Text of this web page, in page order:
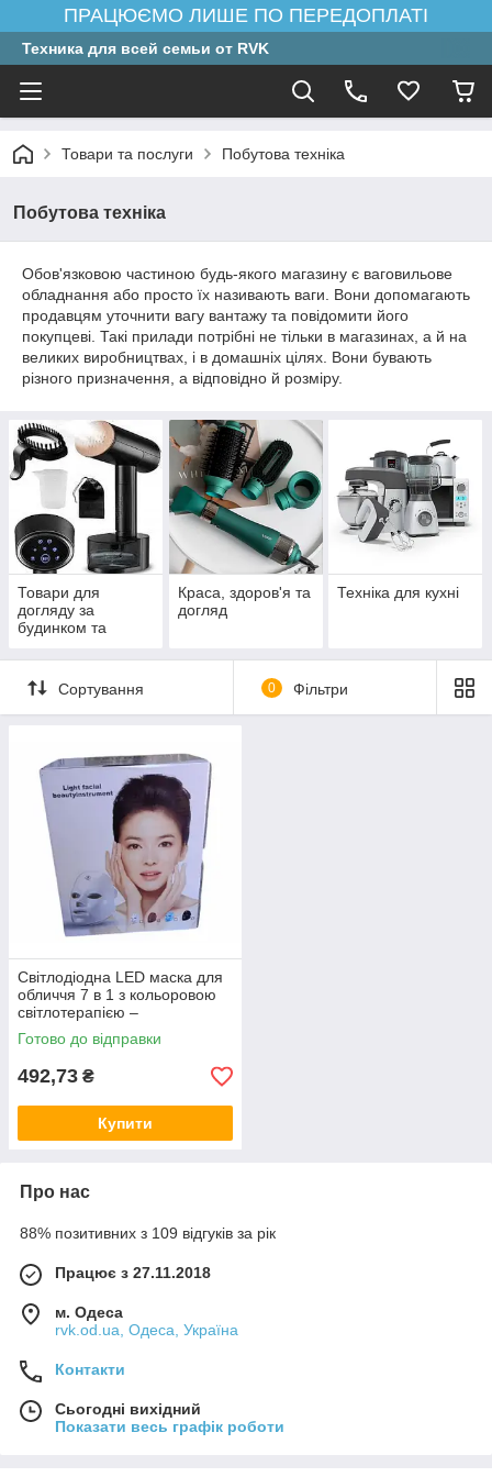
ПРАЦЮЄМО ЛИШЕ ПО ПЕРЕДОПЛАТІ
Техника для всей семьи от RVK
Товари та послуги Побутова техніка
Побутова техніка
Обов'язковою частиною будь-якого магазину є ваговильове
обладнання або просто їх називають ваги. Вони допомагають
продавцям уточнити вагу вантажу та повідомити його
покупцеві. Такі прилади потрібні не тільки в магазинах, а й на
великих виробництвах, і в домашніх цілях. Вони бувають
різного призначення, а відповідно й розміру.
Товари для
догляду за
будинком та
Краса, здоров'я та
догляд
Техніка для кухні
Сортування 0 Фільтри
Світлодіодна LED маска для
обличчя 7 в 1 з кольоровою
світлотерапією –
омолодження та догляд за
шкірою
Готово до відправки
492,73 ₴
Купити
Про нас
88% позитивних з 109 відгуків за рік
Працює з 27.11.2018
м. Одеса
rvk.od.ua, Одеса, Україна
Контакти
Сьогодні вихідний
Показати весь графік роботи